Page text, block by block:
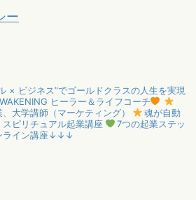
ー
× ビジネス”でゴールドクラスの人生を実現
ヒーラー＆ライフコーチ
大学講師（マーケティング）
魂が自動
スピリチュアル起業講座
7つの起業ステッ
ライン講座↓↓↓